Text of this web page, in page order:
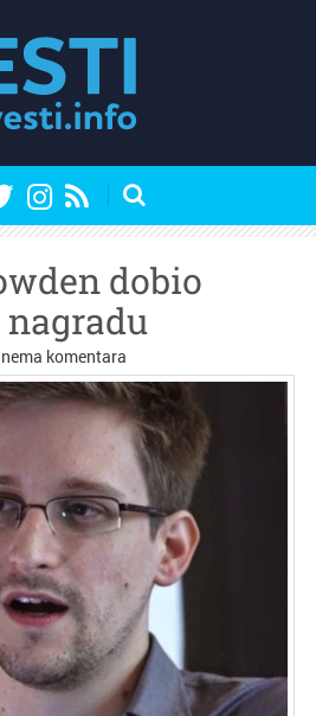
dobio
nema komentara